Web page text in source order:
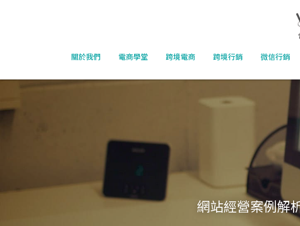
關於我們 電商學堂 跨境電商 跨境行銷 微信行銷
網站經營案例解